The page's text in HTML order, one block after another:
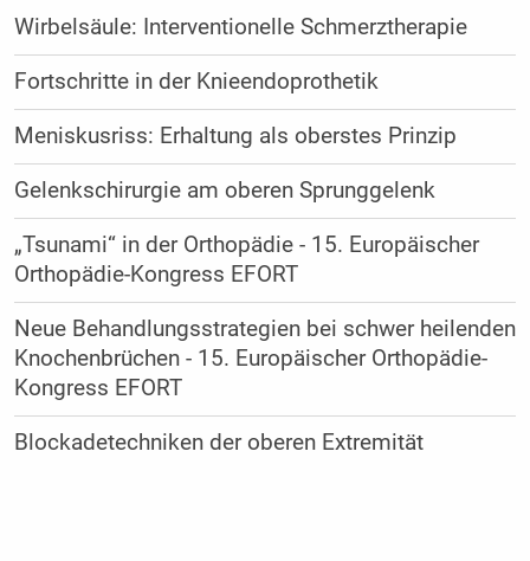
Wirbelsäule: Interventionelle ­Schmerztherapie
Fortschritte in der ­Knieendoprothetik
Meniskusriss: Erhaltung als oberstes Prinzip
Gelenkschirurgie am oberen Sprunggelenk
„Tsunami“ in der Orthopädie - 15. Europäischer
Orthopädie-Kongress EFORT
Neue Behandlungsstrategien bei schwer heilenden
Knochenbrüchen - 15. Europäischer Orthopädie-
Kongress EFORT
Blockadetechniken der oberen Extremität